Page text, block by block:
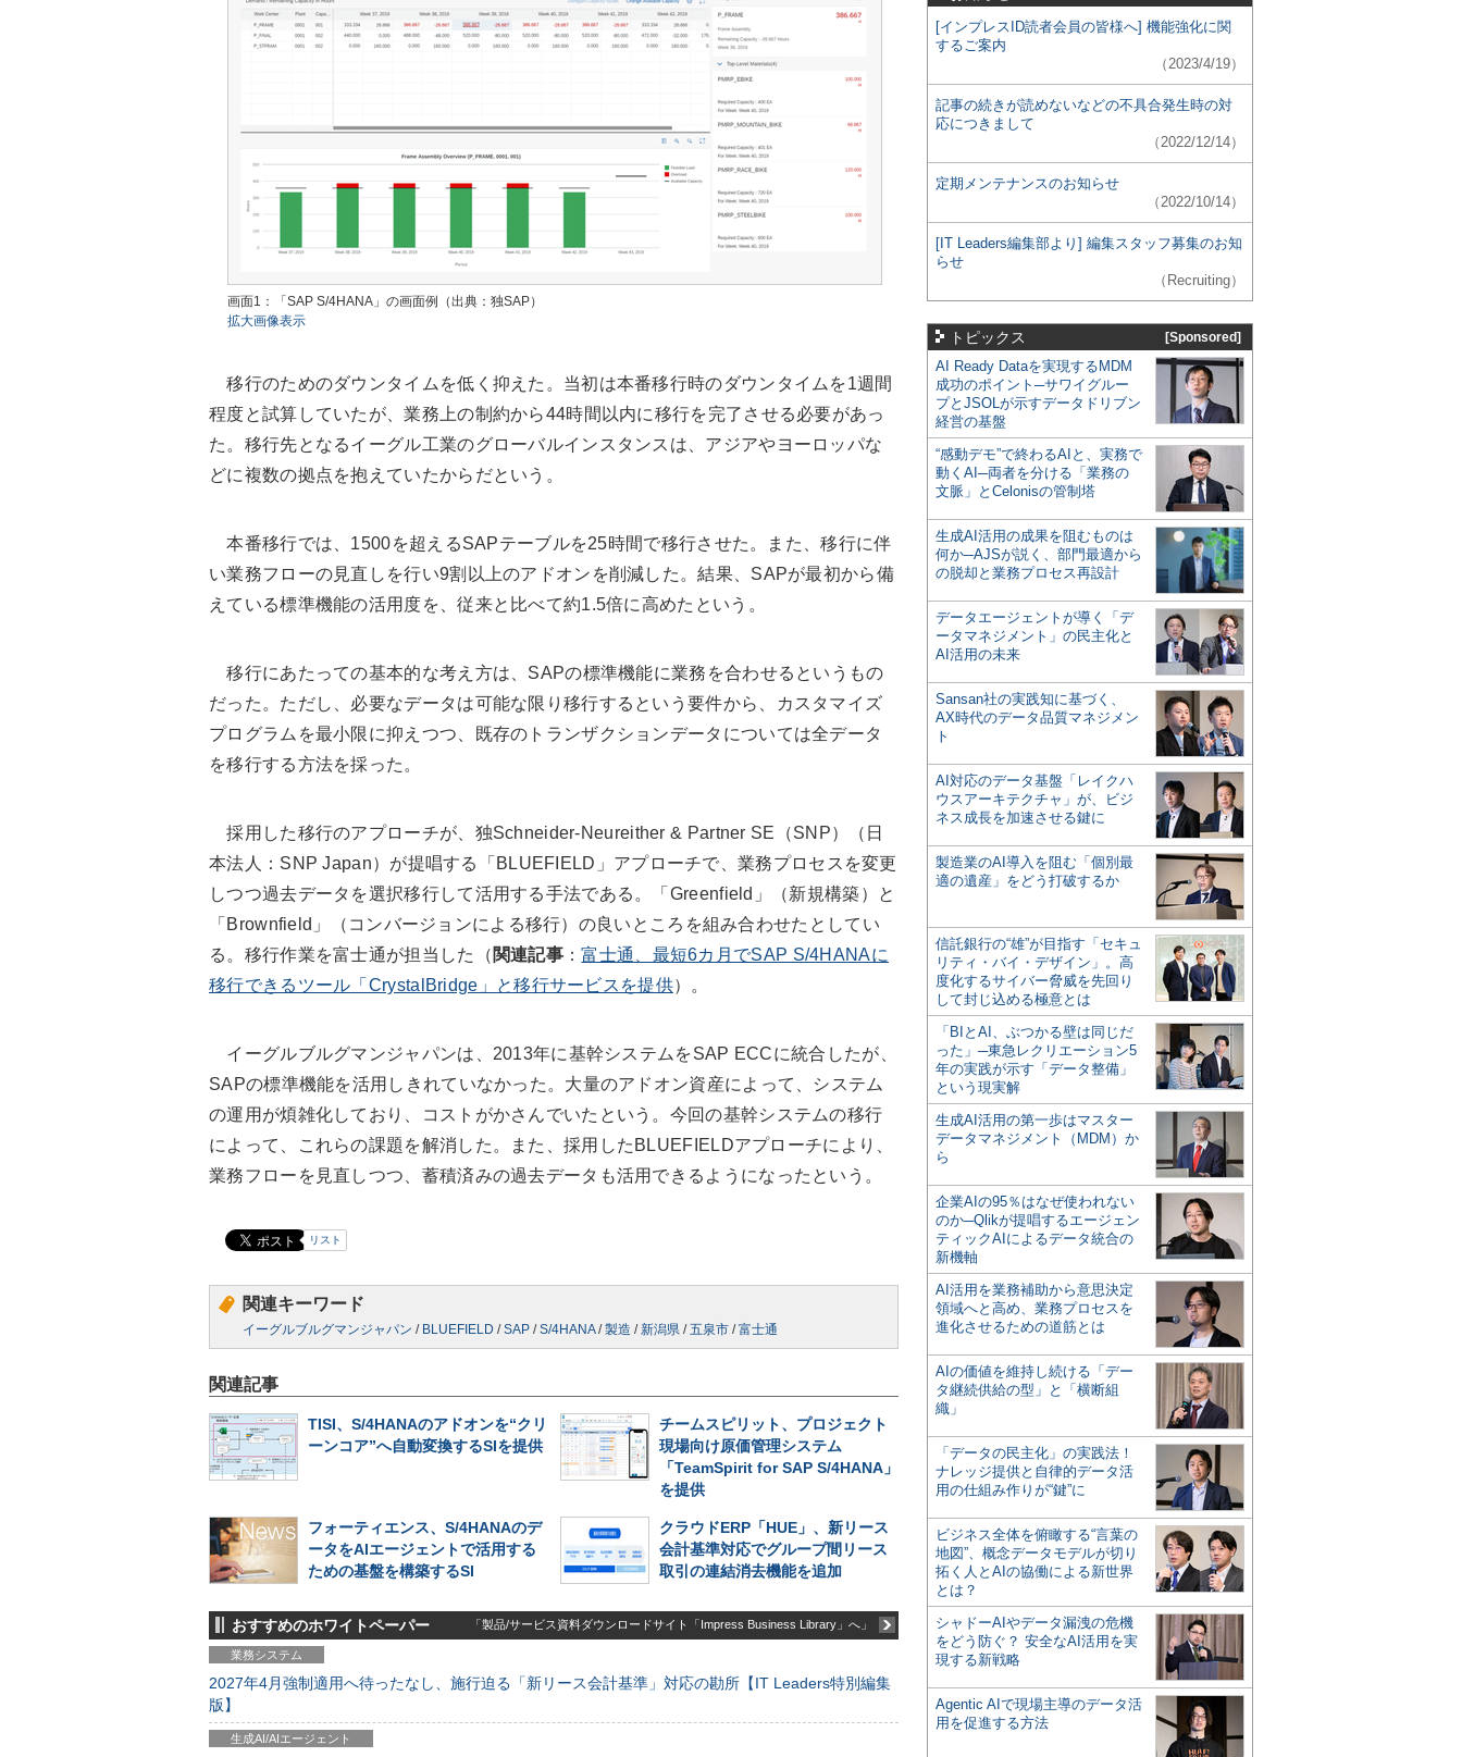
画面1：「SAP S/4HANA」の画面例（出典：独SAP）
拡大画像表示
移行のためのダウンタイムを低く抑えた。当初は本番移行時のダウンタイムを1週間
程度と試算していたが、業務上の制約から44時間以内に移行を完了させる必要があっ
た。移行先となるイーグル工業のグローバルインスタンスは、アジアやヨーロッパな
どに複数の拠点を抱えていたからだという。
本番移行では、1500を超えるSAPテーブルを25時間で移行させた。また、移行に伴
い業務フローの見直しを行い9割以上のアドオンを削減した。結果、SAPが最初から備
えている標準機能の活用度を、従来と比べて約1.5倍に高めたという。
移行にあたっての基本的な考え方は、SAPの標準機能に業務を合わせるというもの
だった。ただし、必要なデータは可能な限り移行するという要件から、カスタマイズ
プログラムを最小限に抑えつつ、既存のトランザクションデータについては全データ
を移行する方法を採った。
採用した移行のアプローチが、独Schneider-Neureither & Partner SE（SNP）（日
本法人：SNP Japan）が提唱する「BLUEFIELD」アプローチで、業務プロセスを変更
しつつ過去データを選択移行して活用する手法である。「Greenfield」（新規構築）と
「Brownfield」（コンバージョンによる移行）の良いところを組み合わせたとしてい
る。移行作業を富士通が担当した（ 関連記事 ：富士通、最短6カ月でSAP S/4HANAに
移行できるツール「CrystalBridge」と移行サービスを提供）。
イーグルブルグマンジャパンは、2013年に基幹システムをSAP ECCに統合したが、
SAPの標準機能を活用しきれていなかった。大量のアドオン資産によって、システム
の運用が煩雑化しており、コストがかさんでいたという。今回の基幹システムの移行
によって、これらの課題を解消した。また、採用したBLUEFIELDアプローチにより、
業務フローを見直しつつ、蓄積済みの過去データも活用できるようになったという。
リスト
関連キーワード
イーグルブルグマンジャパン / BLUEFIELD /SAP /S/4HANA/製造 /新潟県 /五泉市 /富士通
関連記事
TISI、S/4HANAのアドオンを“クリ
ーンコア”へ自動変換するSIを提供
チームスピリット、プロジェクト
現場向け原価管理システム
「TeamSpirit for SAP S/4HANA」
を提供
フォーティエンス、S/4HANAのデ
ータをAIエージェントで活用する
ための基盤を構築するSI
クラウドERP「HUE」、新リース
会計基準対応でグループ間リース
取引の連結消去機能を追加
おすすめのホワイトペーパー 「製品/サービス資料ダウンロードサイト「Impress Business Library」へ」
業務システム
2027年4月強制適用へ待ったなし、施行迫る「新リース会計基準」対応の勘所【IT Leaders特別編集
版】
生成AI/AIエージェント
[インプレスID読者会員の皆様へ] 機能強化に関
するご案内
（2023/4/19）
記事の続きが読めないなどの不具合発生時の対
応につきまして
（2022/12/14）
定期メンテナンスのお知らせ
（2022/10/14）
[IT Leaders編集部より] 編集スタッフ募集のお知
らせ
（Recruiting）
トピックス [Sponsored]
AI Ready Dataを実現するMDM
成功のポイント─サワイグルー
プとJSOLが示すデータドリブン
経営の基盤
“感動デモ”で終わるAIと、実務で
動くAI─両者を分ける「業務の
文脈」とCelonisの管制塔
生成AI活用の成果を阻むものは
何か─AJSが説く、部門最適から
の脱却と業務プロセス再設計
データエージェントが導く「デ
ータマネジメント」の民主化と
AI活用の未来
Sansan社の実践知に基づく、
AX時代のデータ品質マネジメン
ト
AI対応のデータ基盤「レイクハ
ウスアーキテクチャ」が、ビジ
ネス成長を加速させる鍵に
製造業のAI導入を阻む「個別最
適の遺産」をどう打破するか
信託銀行の“雄”が目指す「セキュ
リティ・バイ・デザイン」。高
度化するサイバー脅威を先回り
して封じ込める極意とは
「BIとAI、ぶつかる壁は同じだ
った」─東急レクリエーション5
年の実践が示す「データ整備」
という現実解
生成AI活用の第一歩はマスター
データマネジメント（MDM）か
ら
企業AIの95％はなぜ使われない
のか─Qlikが提唱するエージェン
ティックAIによるデータ統合の
新機軸
AI活用を業務補助から意思決定
領域へと高め、業務プロセスを
進化させるための道筋とは
AIの価値を維持し続ける「デー
タ継続供給の型」と「横断組
織」
「データの民主化」の実践法！
ナレッジ提供と自律的データ活
用の仕組み作りが“鍵”に
ビジネス全体を俯瞰する“言葉の
地図”、概念データモデルが切り
拓く人とAIの協働による新世界
とは？
シャドーAIやデータ漏洩の危機
をどう防ぐ？ 安全なAI活用を実
現する新戦略
Agentic AIで現場主導のデータ活
用を促進する方法